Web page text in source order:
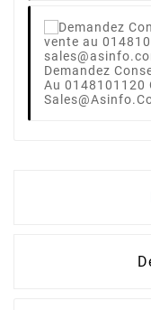
Demandez
Au 0148101120